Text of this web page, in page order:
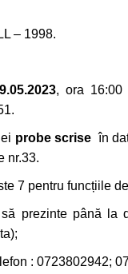
– 1998.
, ora 16:00
probe scrise în
nr.33.
7 pentru funcțiile
prezinte până
: 0723802942;